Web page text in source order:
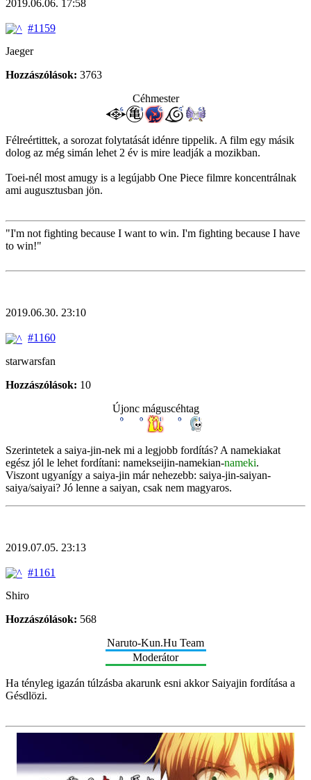
2019.06.06. 17:58
#1159
Jaeger
Hozzászólások: 3763
Céhmester
Félreértittek, a sorozat folytatását idénre tippelik. A film egy másik
dolog az még simán lehet 2 év is mire leadják a mozikban.
Toei-nél most amugy is a legújabb One Piece filmre koncentrálnak
ami augusztusban jön.
"I'm not fighting because I want to win. I'm fighting because I have
to win!"
2019.06.30. 23:10
#1160
starwarsfan
Hozzászólások: 10
Újonc máguscéhtag
Szerintetek a saiya-jin-nek mi a legjobb fordítás? A namekiakat
egész jól le lehet fordítani: namekseijin-namekian-nameki.
Viszont ugyanígy a saiya-jin már nehezebb: saiya-jin-saiyan-
saiya/saiyai? Jó lenne a saiyan, csak nem magyaros.
2019.07.05. 23:13
#1161
Shiro
Hozzászólások: 568
Naruto-Kun.Hu Team
Moderátor
Ha tényleg igazán túlzásba akarunk esni akkor Saiyajin fordítása a
Gésdlözi.